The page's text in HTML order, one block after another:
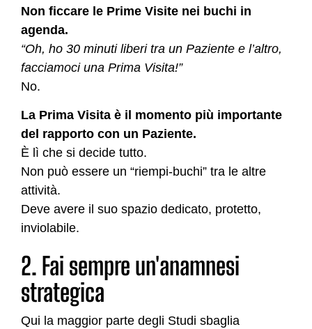
Non ficcare le Prime Visite nei buchi in
agenda.
“Oh, ho 30 minuti liberi tra un Paziente e l’altro,
facciamoci una Prima Visita!”
No.
La Prima Visita è il momento più importante
del rapporto con un Paziente.
È lì che si decide tutto.
Non può essere un “riempi-buchi” tra le altre
attività.
Deve avere il suo spazio dedicato, protetto,
inviolabile.
2. Fai sempre un'anamnesi
strategica
Qui la maggior parte degli Studi sbaglia